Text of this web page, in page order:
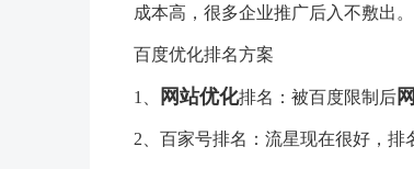
成本高，很多企业推广后入不敷出。
百度优化排名方案
1、 网站优化排名：被百度限制后
2、百家号排名：流星现在很好，排